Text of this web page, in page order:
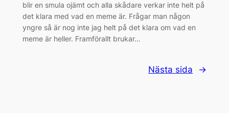
blir en smula ojämt och alla skådare verkar inte helt på
det klara med vad en meme är. Frågar man någon
yngre så är nog inte jag helt på det klara om vad en
meme är heller. Framförallt brukar…
Nästa sida →